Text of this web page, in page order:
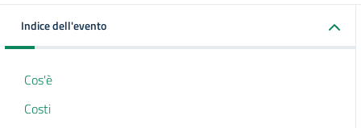
Indice dell'evento
Cos'è
Costi